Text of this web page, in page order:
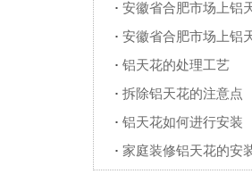
· 安徽省合肥市场上铝
· 安徽省合肥市场上铝
· 铝天花的处理工艺
· 拆除铝天花的注意点
· 铝天花如何进行安装
· 家庭装修铝天花的安